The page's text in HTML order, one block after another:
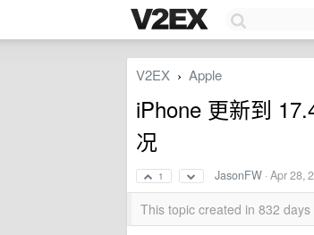
V2EX › Apple
iPhone 更新到
况
1 JasonFW ·Apr 28,
This topic created in 832